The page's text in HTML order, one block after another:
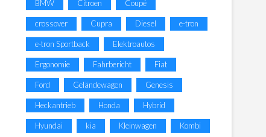
BMW Citroen Coupé
crossover Cupra Diesel e-tron
e-tron Sportback Elektroautos
Ergonomie Fahrbericht Fiat
Ford Geländewagen Genesis
Heckantrieb Honda Hybrid
Hyundai kia Kleinwagen Kombi